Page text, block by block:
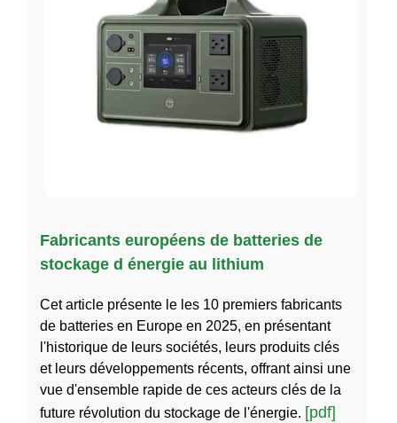
Fabricants européens de batteries de
stockage d énergie au lithium
Cet article présente le les 10 premiers fabricants
de batteries en Europe en 2025, en présentant
l'historique de leurs sociétés, leurs produits clés
et leurs développements récents, offrant ainsi une
vue d'ensemble rapide de ces acteurs clés de la
future révolution du stockage de l'énergie. [pdf]